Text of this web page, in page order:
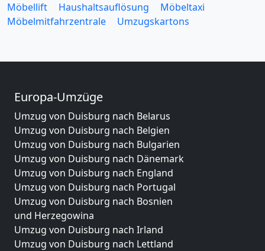
Möbellift
Haushaltsauflösung
Möbeltaxi
Möbelmitfahrzentrale
Umzugskartons
Europa-Umzüge
Umzug von Duisburg nach Belarus
Umzug von Duisburg nach Belgien
Umzug von Duisburg nach Bulgarien
Umzug von Duisburg nach Dänemark
Umzug von Duisburg nach England
Umzug von Duisburg nach Portugal
Umzug von Duisburg nach Bosnien
und Herzegowina
Umzug von Duisburg nach Irland
Umzug von Duisburg nach Lettland